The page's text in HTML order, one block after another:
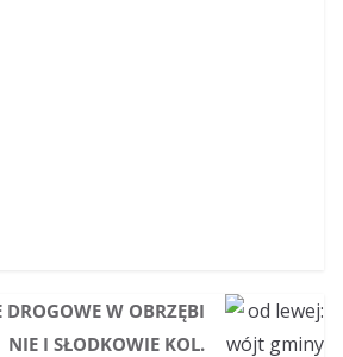
DROGOWE W OBRZĘBI
NIE I SŁODKOWIE KOL.